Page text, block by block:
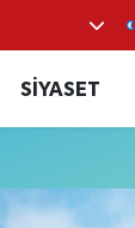
SİYASET